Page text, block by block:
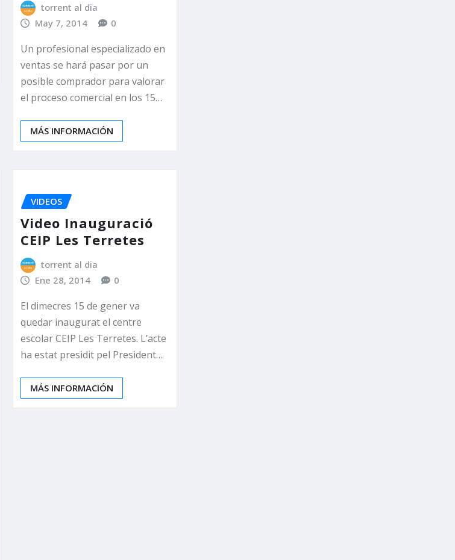
torrent al dia
May 7, 2014
0
Un profesional especializado en
ventas se hará pasar por un
posible comprador para valorar
el proceso comercial en los 15…
MÁS INFORMACIÓN
VIDEOS
Video Inauguració
CEIP Les Terretes
torrent al dia
Ene 28, 2014
0
El dimecres 15 de gener va
quedar inaugurat el centre
escolar CEIP Les Terretes. L’acte
ha estat presidit pel President…
MÁS INFORMACIÓN